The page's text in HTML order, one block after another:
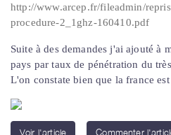
http://www.arcep.fr/fileadmin/
procedure-2_1ghz-160410.pdf
Suite à des demandes j'ai ajouté à
pays par taux de pénétration du
L'on constate bien que la france
Voir l'article Commenter